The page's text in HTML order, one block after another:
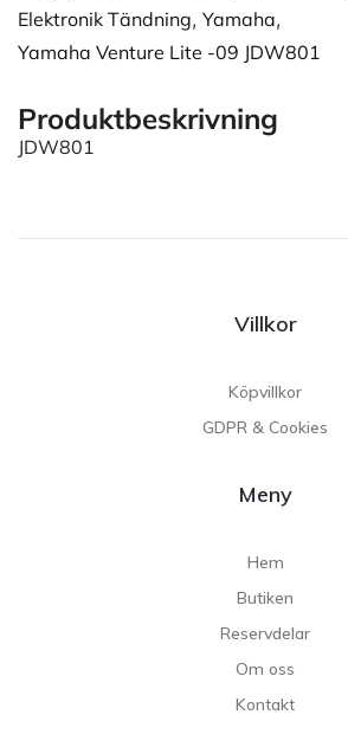
Elektronik Tändning, Yamaha,
Yamaha Venture Lite -09 JDW801
Produktbeskrivning
JDW801
Villkor
Köpvillkor
GDPR & Cookies
Meny
Hem
Butiken
Reservdelar
Om oss
Kontakt